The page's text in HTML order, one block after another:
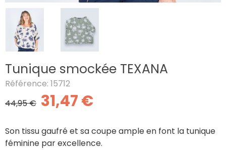
Tunique smockée TEXANA
Référence: 15712
44,95 € 31,47 €
Son tissu gaufré et sa coupe ample en font la tunique
féminine par excellence.